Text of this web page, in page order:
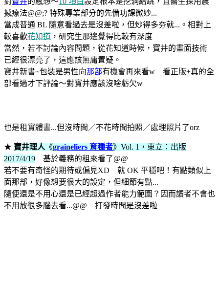
撼療法@@;? 特殊專業部分的先備功課微妙...
當成普通 BL 隨意看過去是沒差啦，但炒得多夯就...。相對上
較喜歡花知道 ，研究生那邊覺得比較有深度
當然，若不討論內容問題，從花知道時候，寶井的畫面技術
已經很漂亮了，這應該無庸置疑。
寶井新書~包裝是男性向那部有機會再來看w 看正版+真的全
部看過才下評論～對寶井應該沒啥虧欠w
也是租實體書...但沒時間／不花時間拍照／處理照片了orz
★ 寶井理人 《graineliers 育種者》Vol. 1，東立：出版
2017/4/19 基於義務的租來看了@@
若不要有奇怪的期待或偏見XD 就 OK 平穩吧！有點類似上
面那部，好像想要很大的設定，但細節有點...
隨便還是不用心還是已經超過作者能力範圍？因而讀者不會也
不用放很多腦去看...@@ 打發時間是沒差啦